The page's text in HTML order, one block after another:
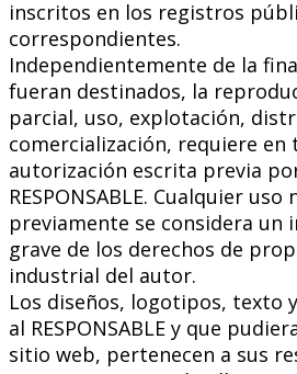
inscritos en los registros
correspondientes.
Independientemente de la
fueran destinados, la
parcial, uso, explotación,
comercialización, requiere en
autorización escrita previa
RESPONSABLE. Cualquier
previamente se considera un
grave de los derechos de
industrial del autor.
Los diseños, logotipos, texto
al RESPONSABLE y que
sitio web, pertenecen a sus